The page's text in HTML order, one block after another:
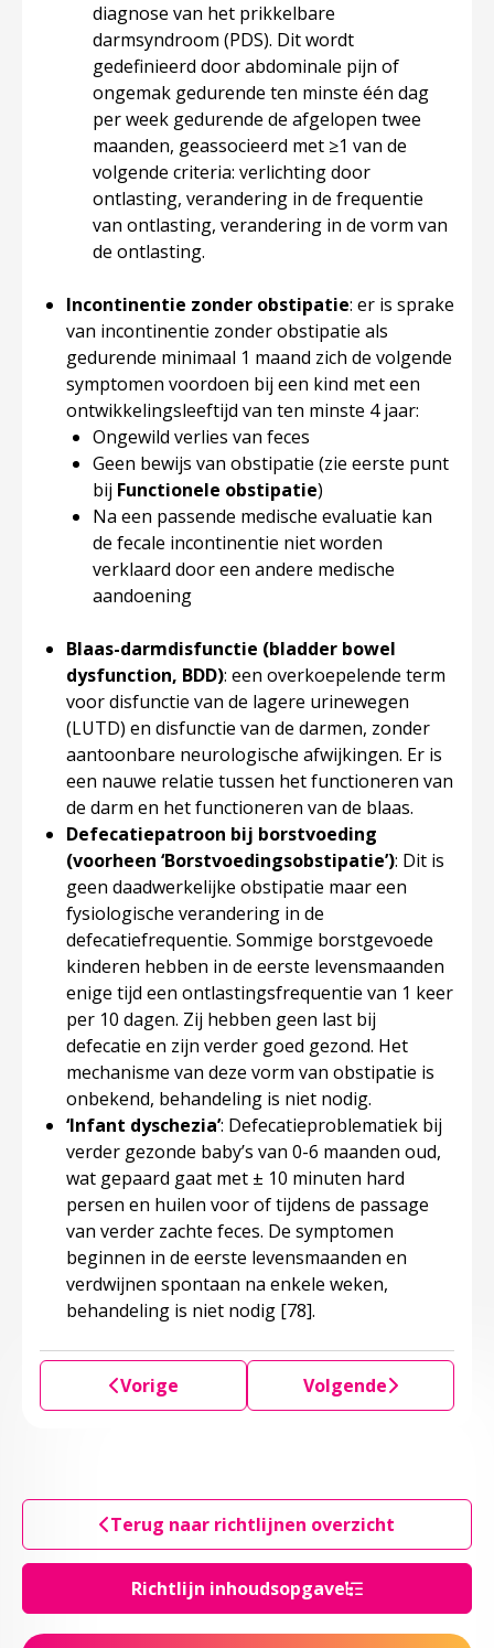
Richtlijn inhoudsopgave
diagnose van het prikkelbare
darmsyndroom (PDS). Dit wordt
gedefinieerd door abdominale pijn of
ongemak gedurende ten minste één dag
per week gedurende de afgelopen twee
maanden, geassocieerd met ≥1 van de
volgende criteria: verlichting door
ontlasting, verandering in de frequentie
van ontlasting, verandering in de vorm van
de ontlasting.
Incontinentie zonder obstipatie: er is sprake
van incontinentie zonder obstipatie als
gedurende minimaal 1 maand zich de volgende
symptomen voordoen bij een kind met een
ontwikkelingsleeftijd van ten minste 4 jaar:
Ongewild verlies van feces
Geen bewijs van obstipatie (zie eerste punt
bij Functionele obstipatie)
Na een passende medische evaluatie kan
de fecale incontinentie niet worden
verklaard door een andere medische
aandoening
Blaas-darmdisfunctie (bladder bowel
dysfunction, BDD): een overkoepelende term
voor disfunctie van de lagere urinewegen
(LUTD) en disfunctie van de darmen, zonder
aantoonbare neurologische afwijkingen. Er is
een nauwe relatie tussen het functioneren van
de darm en het functioneren van de blaas.
Defecatiepatroon bij borstvoeding
(voorheen ‘Borstvoedingsobstipatie’): Dit is
geen daadwerkelijke obstipatie maar een
fysiologische verandering in de
defecatiefrequentie. Sommige borstgevoede
kinderen hebben in de eerste levensmaanden
enige tijd een ontlastingsfrequentie van 1 keer
per 10 dagen. Zij hebben geen last bij
defecatie en zijn verder goed gezond. Het
mechanisme van deze vorm van obstipatie is
onbekend, behandeling is niet nodig.
‘Infant dyschezia’: Defecatieproblematiek bij
verder gezonde baby’s van 0-6 maanden oud,
wat gepaard gaat met ± 10 minuten hard
persen en huilen voor of tijdens de passage
van verder zachte feces. De symptomen
beginnen in de eerste levensmaanden en
verdwijnen spontaan na enkele weken,
behandeling is niet nodig [78].
Vorige Volgende
Terug naar richtlijnen overzicht